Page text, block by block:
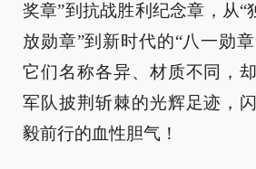
奖章”到抗战胜利纪念章，从“
放勋章”到新时代的“八一勋
它们名称各异、材质不同，
军队披荆斩棘的光辉足迹，
毅前行的血性胆气！